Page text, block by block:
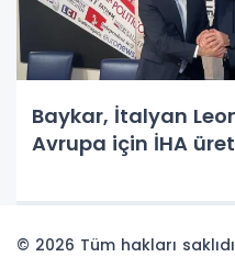
Baykar, İtalyan
Avrupa için İHA
© 2026 Tüm hakları